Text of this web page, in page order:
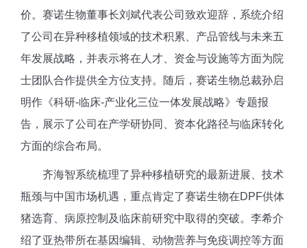
价。赛诺生物董事长刘斌代表公司致欢迎辞，系统介绍
了公司在异种移植领域的技术积累、产品管线与未来五
年发展战略，并表示将在人才、资金与设施等方面为院
士团队合作提供全方位支持。随后，赛诺生物总裁孙启
明作《科研-临床-产业化三位一体发展战略》专题报
告，展示了公司在产学研协同、资本化路径与临床转化
方面的综合布局。
齐海智系统梳理了异种移植研究的最新进展、技术
瓶颈与中国市场机遇，重点肯定了赛诺生物在DPF供体
猪选育、病原控制及临床前研究中取得的突破。李希介
绍了亚热带所在基因编辑、动物营养与免疫调控等方面